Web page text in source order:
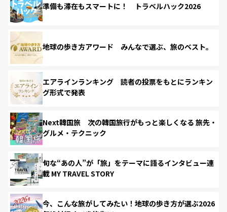
準備も滞在もスマートに！ トラベルハック2026
地球の歩き方アワード みんなで選ぶ、旅のベスト。
エアラインランキング 読者の投票をもとにランキン
グ形式で発表
Next韓国旅 次の韓国旅行がもっと楽しくなる 旅先・
グルメ・テクニック
旬な“あの人”が「旅」をテーマに語るインタビュー連
載 MY TRAVEL STORY
今、こんな旅がしてみたい！地球の歩き方が選ぶ2026